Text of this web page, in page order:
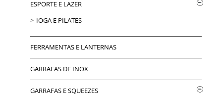
ESPORTE E LAZER
IOGA E PILATES
FERRAMENTAS E LANTERNAS
GARRAFAS DE INOX
GARRAFAS E SQUEEZES